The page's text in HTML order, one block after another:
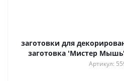
заготовки для
заготовка 'Мистер
Артикул: